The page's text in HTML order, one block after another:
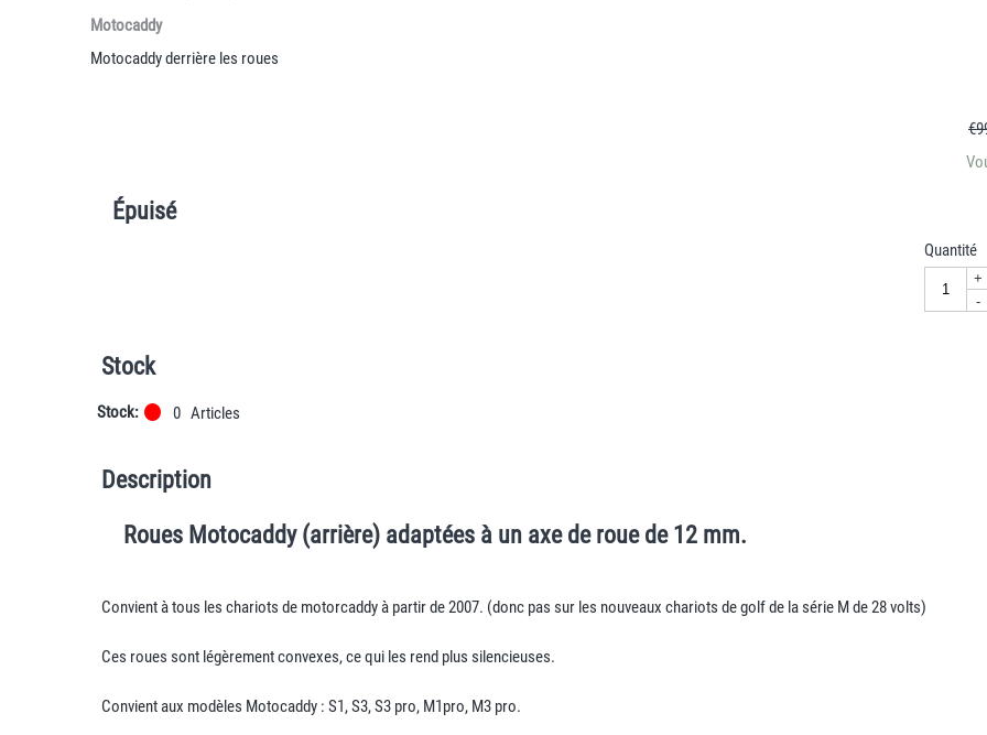
Motocaddy
Motocaddy derrière les roues
€
Épuisé
Quantité
+
-
Stock
Stock: 0 Articles
Description
Roues Motocaddy (arrière) adaptées à un axe de roue de 12 mm.
Convient à tous les chariots de motorcaddy à partir de 2007. (donc pas sur les nouveaux chariots de golf de la série M de 28 volts)
Ces roues sont légèrement convexes, ce qui les rend plus silencieuses.
Convient aux modèles Motocaddy : S1, S3, S3 pro, M1pro, M3 pro.